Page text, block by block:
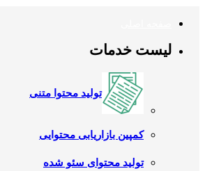
لیست خدمات
تولید محتوا متنی
کمپین بازاریابی محتوایی
تولید محتوای سئو شده